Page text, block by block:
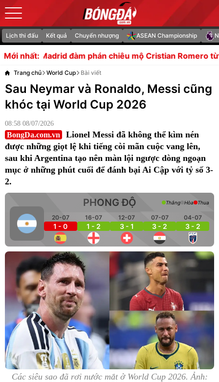
Lịch thi đấu Kết quả Chuyển nhượng ASEAN Championship
Mới nhất:
phán chiêu mộ Cristian Romero từ Tottenham
Trang chủ World Cup Bài viết
Sau Neymar và Ronaldo, Messi cũng
khóc tại World Cup 2026
08:58 08/07/2026
BongDa.com.vn
Lionel Messi đã không thể kìm nén
được những giọt lệ khi tiếng còi mãn cuộc vang lên,
sau khi Argentina tạo nên màn lội ngược dòng ngoạn
mục ở những phút cuối để đánh bại Ai Cập với tỷ số 3-
2.
PHONG ĐỘ
20-07
1 - 0
16-07
1 - 2
12-07
3 - 1
07-07
3 - 2
04-07
3 - 2
Thắng Hòa Thua
Các siêu sao đã rơi nước mắt ở World Cup 2026. Ảnh: